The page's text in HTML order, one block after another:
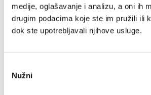
medije, oglašavanje i analizu, a oni ih
drugim podacima koje ste im pružili ili
dok ste upotrebljavali njihove usluge.
pristanka
Nužni